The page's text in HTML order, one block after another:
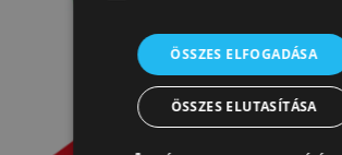
ÖSSZES ELFOGADÁSA
ÖSSZES ELUTASÍTÁSA